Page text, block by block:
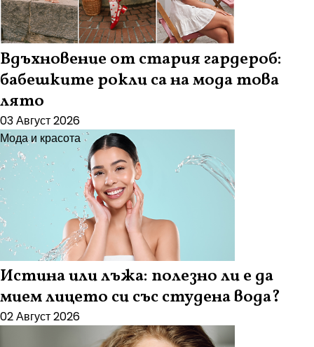
Вдъхновение от стария гардероб:
бабешките рокли са на мода това
лято
03 Август 2026
Мода и красота
Истина или лъжа: полезно ли е да
мием лицето си със студена вода?
02 Август 2026